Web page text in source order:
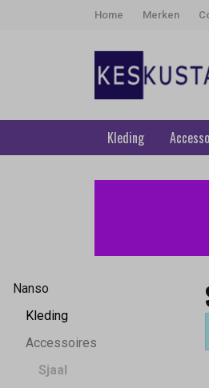
Home Merken
Kleding
Sjaal
Keskusta
Nanso
Kleding
Accessoires
Sjaal